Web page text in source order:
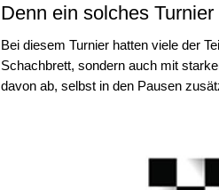
Denn ein solches
Bei diesem Turnier hatten viele der
Schachbrett, sondern auch mit
davon ab, selbst in den Pausen